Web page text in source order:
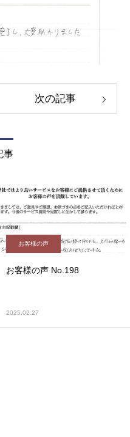
次の記事
事
お客様の声
お客様の声 No.198
2025.02.27